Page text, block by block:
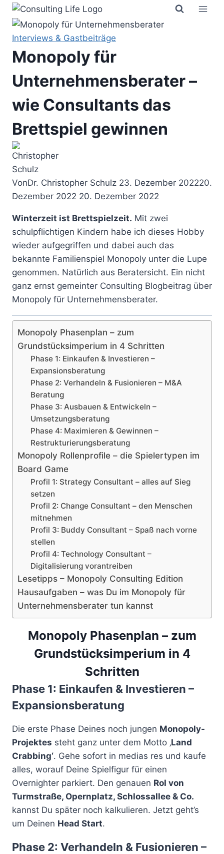
Zum
Inhalt
springen
Interviews & Gastbeiträge
Monopoly für
Unternehmensberater –
wie Consultants das
Brettspiel gewinnen
VonDr. Christopher Schulz 23. Dezember 202220.
Dezember 2022 20. Dezember 2022
Winterzeit ist Brettspielzeit. Mit zwei
schulpflichtigen Kindern habe ich dieses Hobby
wieder aufgegriffen und dabei auch das
bekannte Familienspiel Monopoly unter die Lupe
genommen. Natürlich aus Beratersicht. Ein nicht
ganz ernst gemeinter Consulting Blogbeitrag über
Monopoly für Unternehmensberater.
Monopoly Phasenplan – zum
Grundstücksimperium in 4 Schritten
Phase 1: Einkaufen & Investieren –
Expansionsberatung
Phase 2: Verhandeln & Fusionieren – M&A
Beratung
Phase 3: Ausbauen & Entwickeln –
Umsetzungsberatung
Phase 4: Maximieren & Gewinnen –
Restrukturierungsberatung
Monopoly Rollenprofile – die Spielertypen im
Board Game
Profil 1: Strategy Consultant – alles auf Sieg
setzen
Profil 2: Change Consultant – den Menschen
mitnehmen
Profil 3: Buddy Consultant – Spaß nach vorne
stellen
Profil 4: Technology Consultant –
Digitalisierung vorantreiben
Lesetipps – Monopoly Consulting Edition
Hausaufgaben – was Du im Monopoly für
Unternehmensberater tun kannst
Monopoly Phasenplan – zum
Grundstücksimperium in 4
Schritten
Phase 1: Einkaufen & Investieren –
Expansionsberatung
Die erste Phase Deines noch jungen Monopoly-
Projektes steht ganz unter dem Motto ‚Land
Crabbing‘. Gehe sofort in medias res und kaufe
alles, worauf Deine Spielfigur für einen
Overnighter parkiert. Den genauen RoI von
Turmstraße, Opernplatz, Schlossallee & Co.
kannst Du später noch kalkulieren. Jetzt geht’s
um Deinen Head Start.
Phase 2: Verhandeln & Fusionieren –